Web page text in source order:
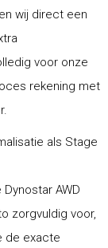
wij direct een
voor onze
rekening met
als Stage
AWD
zorgvuldig voor,
de exacte